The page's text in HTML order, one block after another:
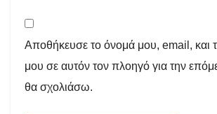
Αποθήκευσε το όνομά μου, email, και
μου σε αυτόν τον πλοηγό για την
θα σχολιάσω.